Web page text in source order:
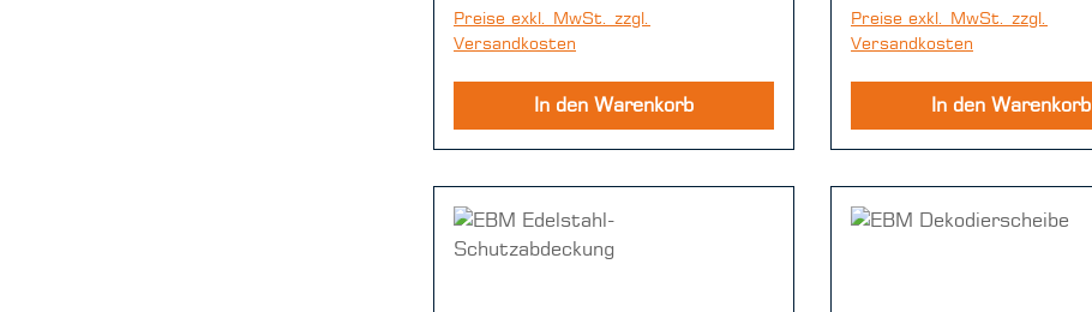
Preise exkl. MwSt. zzgl.
Versandkosten
In den Warenkorb
Preise exkl. MwSt. zzgl.
Versandkosten
In den Warenkorb